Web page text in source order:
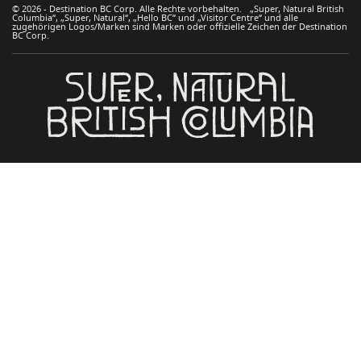
© 2026 - Destination BC Corp. Alle Rechte vorbehalten. „Super, Natural British
Columbia“, „Super, Natural“, „Hello BC“ und „Visitor Centre“ und alle
zugehörigen Logos/Marken sind Marken oder offizielle Zeichen der Destination
BC Corp.